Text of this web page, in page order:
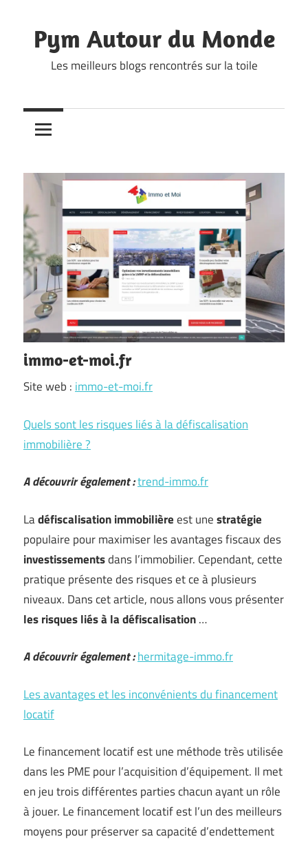
content
Pym Autour du Monde
Les meilleurs blogs rencontrés sur la toile
immo-et-moi.fr
Site web : immo-et-moi.fr
Quels sont les risques liés à la défiscalisation
immobilière ?
A découvrir également :trend-immo.fr
Ladéfiscalisation immobilièreest unestratégie
populaire pour maximiser les avantages fiscaux des
investissementsdans l’immobilier. Cependant, cette
pratique présente des risques et ce à plusieurs
niveaux. Dans cet article, nous allons vous présenter
les risques liés à la défiscalisation…
A découvrir également :hermitage-immo.fr
Les avantages et les inconvénients du financement
locatif
Le financement locatif est une méthode très utilisée
dans les PME pour l’acquisition d’équipement. Il met
en jeu trois différentes parties chacun ayant un rôle
à jouer. Le financement locatif est l’un des meilleurs
moyens pour préserver sa capacité d’endettement